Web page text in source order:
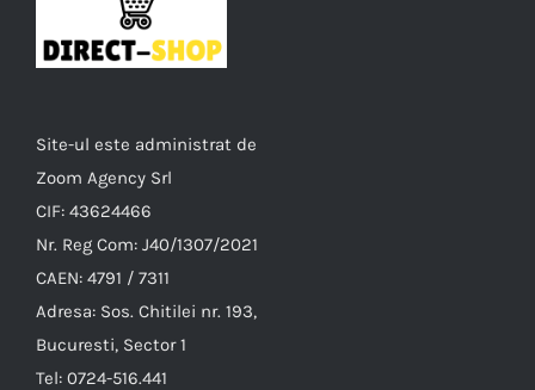
Site-ul este administrat de
Zoom Agency Srl
CIF: 43624466
Nr. Reg Com: J40/1307/2021
CAEN: 4791 / 7311
Adresa: Sos. Chitilei nr. 193,
Bucuresti, Sector 1
Tel: 0724-516.441